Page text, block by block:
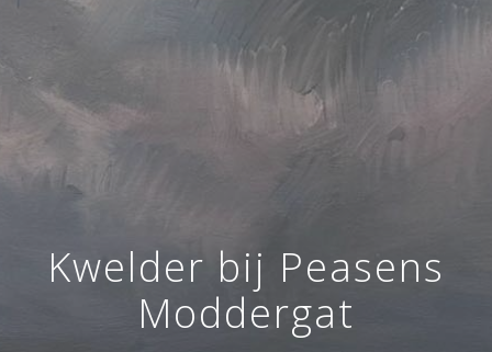
Kwelder bij Peasens
Moddergat